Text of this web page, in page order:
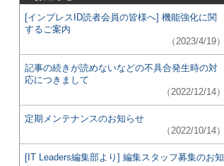
[インプレスID読者会員の皆様へ] 機能強化に関
するご案内
（2023/4/19）
記事の続きが読めないなどの不具合発生時の対
応につきまして
（2022/12/14）
定期メンテナンスのお知らせ
（2022/10/14）
[IT Leaders編集部より] 編集スタッフ募集のお知